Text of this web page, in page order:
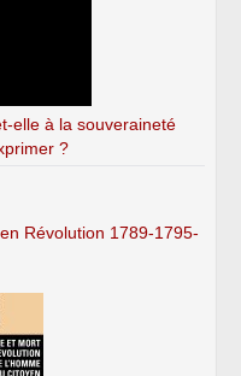
elle à la souveraineté
?
Révolution 1789-1795-